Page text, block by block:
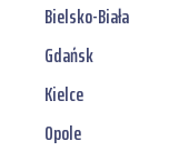
Bielsko-Biała
Gdańsk
Kielce
Opole